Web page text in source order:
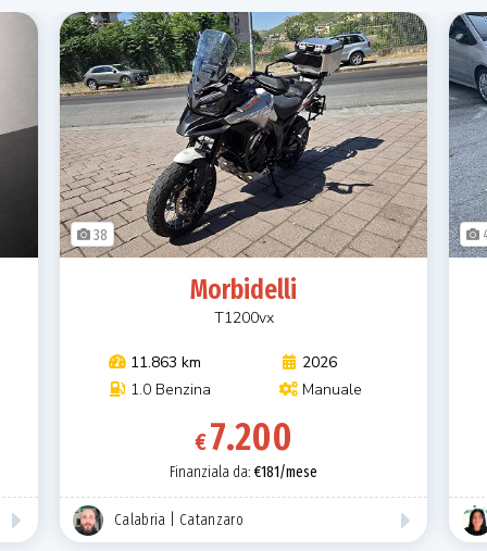
Morbidelli
T1200vx
11.863 km
2026
1.0 Benzina
Manuale
€7.200
Finanziala da: €181/mese
Calabria | Catanzaro
38